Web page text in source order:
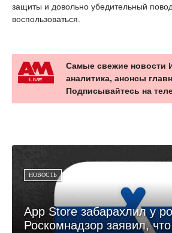
защиты и довольно убедительный
воспользоваться.
Самые свежие новости
аналитика, анонсы
Подписывайтесь на
НОВОСТЬ
App Store забарахлил у
Роскомнадзор заявил,